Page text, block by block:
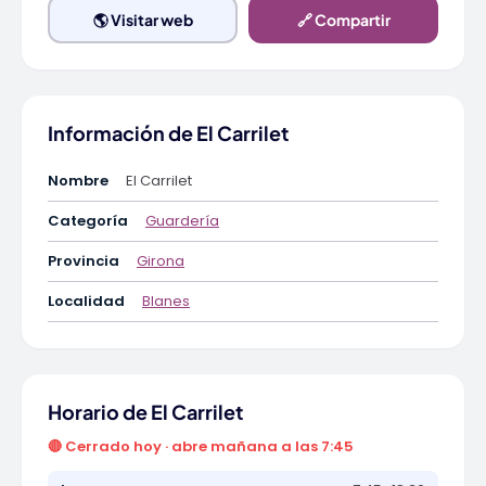
🌎 Visitar web 🔗 Compartir
Información de El Carrilet
Nombre
El Carrilet
Categoría
Guardería
Provincia
Girona
Localidad
Blanes
Horario de El Carrilet
🔴 Cerrado hoy · abre mañana a las 7:45